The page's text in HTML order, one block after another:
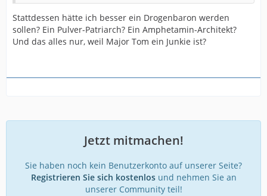
Stattdessen hätte ich besser ein Drogenbaron werden
sollen? Ein Pulver-Patriarch? Ein Amphetamin-Architekt?
Und das alles nur, weil Major Tom ein Junkie ist?
Jetzt mitmachen!
Sie haben noch kein Benutzerkonto auf unserer Seite?
Registrieren Sie sich kostenlosund nehmen Sie an
unserer Community teil!